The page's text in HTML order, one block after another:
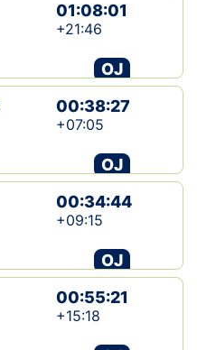
01:08:01
+21:46
OJ
00:38:27
+07:05
OJ
00:34:44
+09:15
OJ
00:55:21
+15:18